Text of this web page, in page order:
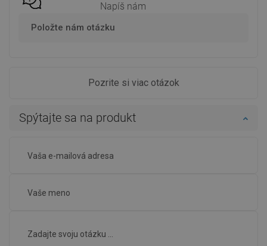
Napíš nám
Položte nám otázku
Pozrite si viac otázok
Spýtajte sa na produkt